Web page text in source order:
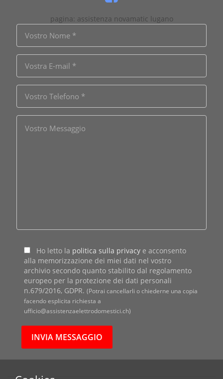
pagina: assistenza novamatic lugano
Ho letto la politica sulla privacy e acconsento
alla memorizzazione dei miei dati nel vostro
archivio secondo quanto stabilito dal regolamento
europeo per la protezione dei dati personali
n.679/2016, GDPR. (Potrai cancellarli o chiederne una copia
facendo esplicita richiesta a
ufficio@assistenzaelettrodomestici.ch)